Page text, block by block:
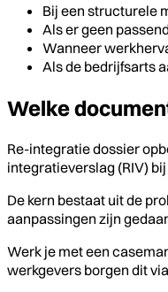
Bij een structurele
Als er geen
Wanneer
Als de bedrijfsarts
Welke
Re-integratie dossier
integratieverslag (RIV)
De kern bestaat uit de
aanpassingen zijn
Werk je met een
werkgevers borgen dit